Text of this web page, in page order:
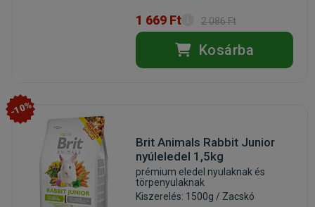
1 669 Ft 2 086 Ft
Kosárba
-10%
Brit Animals Rabbit Junior
nyúleledel 1,5kg
prémium eledel nyulaknak és
törpenyulaknak
Kiszerelés: 1500g / Zacskó